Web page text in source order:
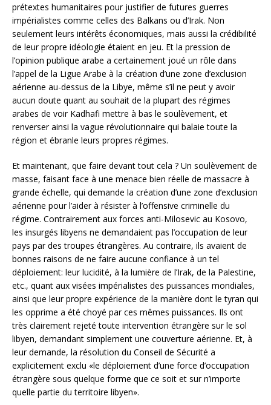
prétextes humanitaires pour justifier de futures guerres
impérialistes comme celles des Balkans ou d’Irak. Non
seulement leurs intérêts économiques, mais aussi la crédibilité
de leur propre idéologie étaient en jeu. Et la pression de
l’opinion publique arabe a certainement joué un rôle dans
l’appel de la Ligue Arabe à la création d’une zone d’exclusion
aérienne au-dessus de la Libye, même s’il ne peut y avoir
aucun doute quant au souhait de la plupart des régimes
arabes de voir Kadhafi mettre à bas le soulèvement, et
renverser ainsi la vague révolutionnaire qui balaie toute la
région et ébranle leurs propres régimes.
Et maintenant, que faire devant tout cela ? Un soulèvement de
masse, faisant face à une menace bien réelle de massacre à
grande échelle, qui demande la création d’une zone d’exclusion
aérienne pour l’aider à résister à l’offensive criminelle du
régime. Contrairement aux forces anti-Milosevic au Kosovo,
les insurgés libyens ne demandaient pas l’occupation de leur
pays par des troupes étrangères. Au contraire, ils avaient de
bonnes raisons de ne faire aucune confiance à un tel
déploiement: leur lucidité, à la lumière de l’Irak, de la Palestine,
etc., quant aux visées impérialistes des puissances mondiales,
ainsi que leur propre expérience de la manière dont le tyran qui
les opprime a été choyé par ces mêmes puissances. Ils ont
très clairement rejeté toute intervention étrangère sur le sol
libyen, demandant simplement une couverture aérienne. Et, à
leur demande, la résolution du Conseil de Sécurité a
explicitement exclu «le déploiement d’une force d’occupation
étrangère sous quelque forme que ce soit et sur n’importe
quelle partie du territoire libyen».